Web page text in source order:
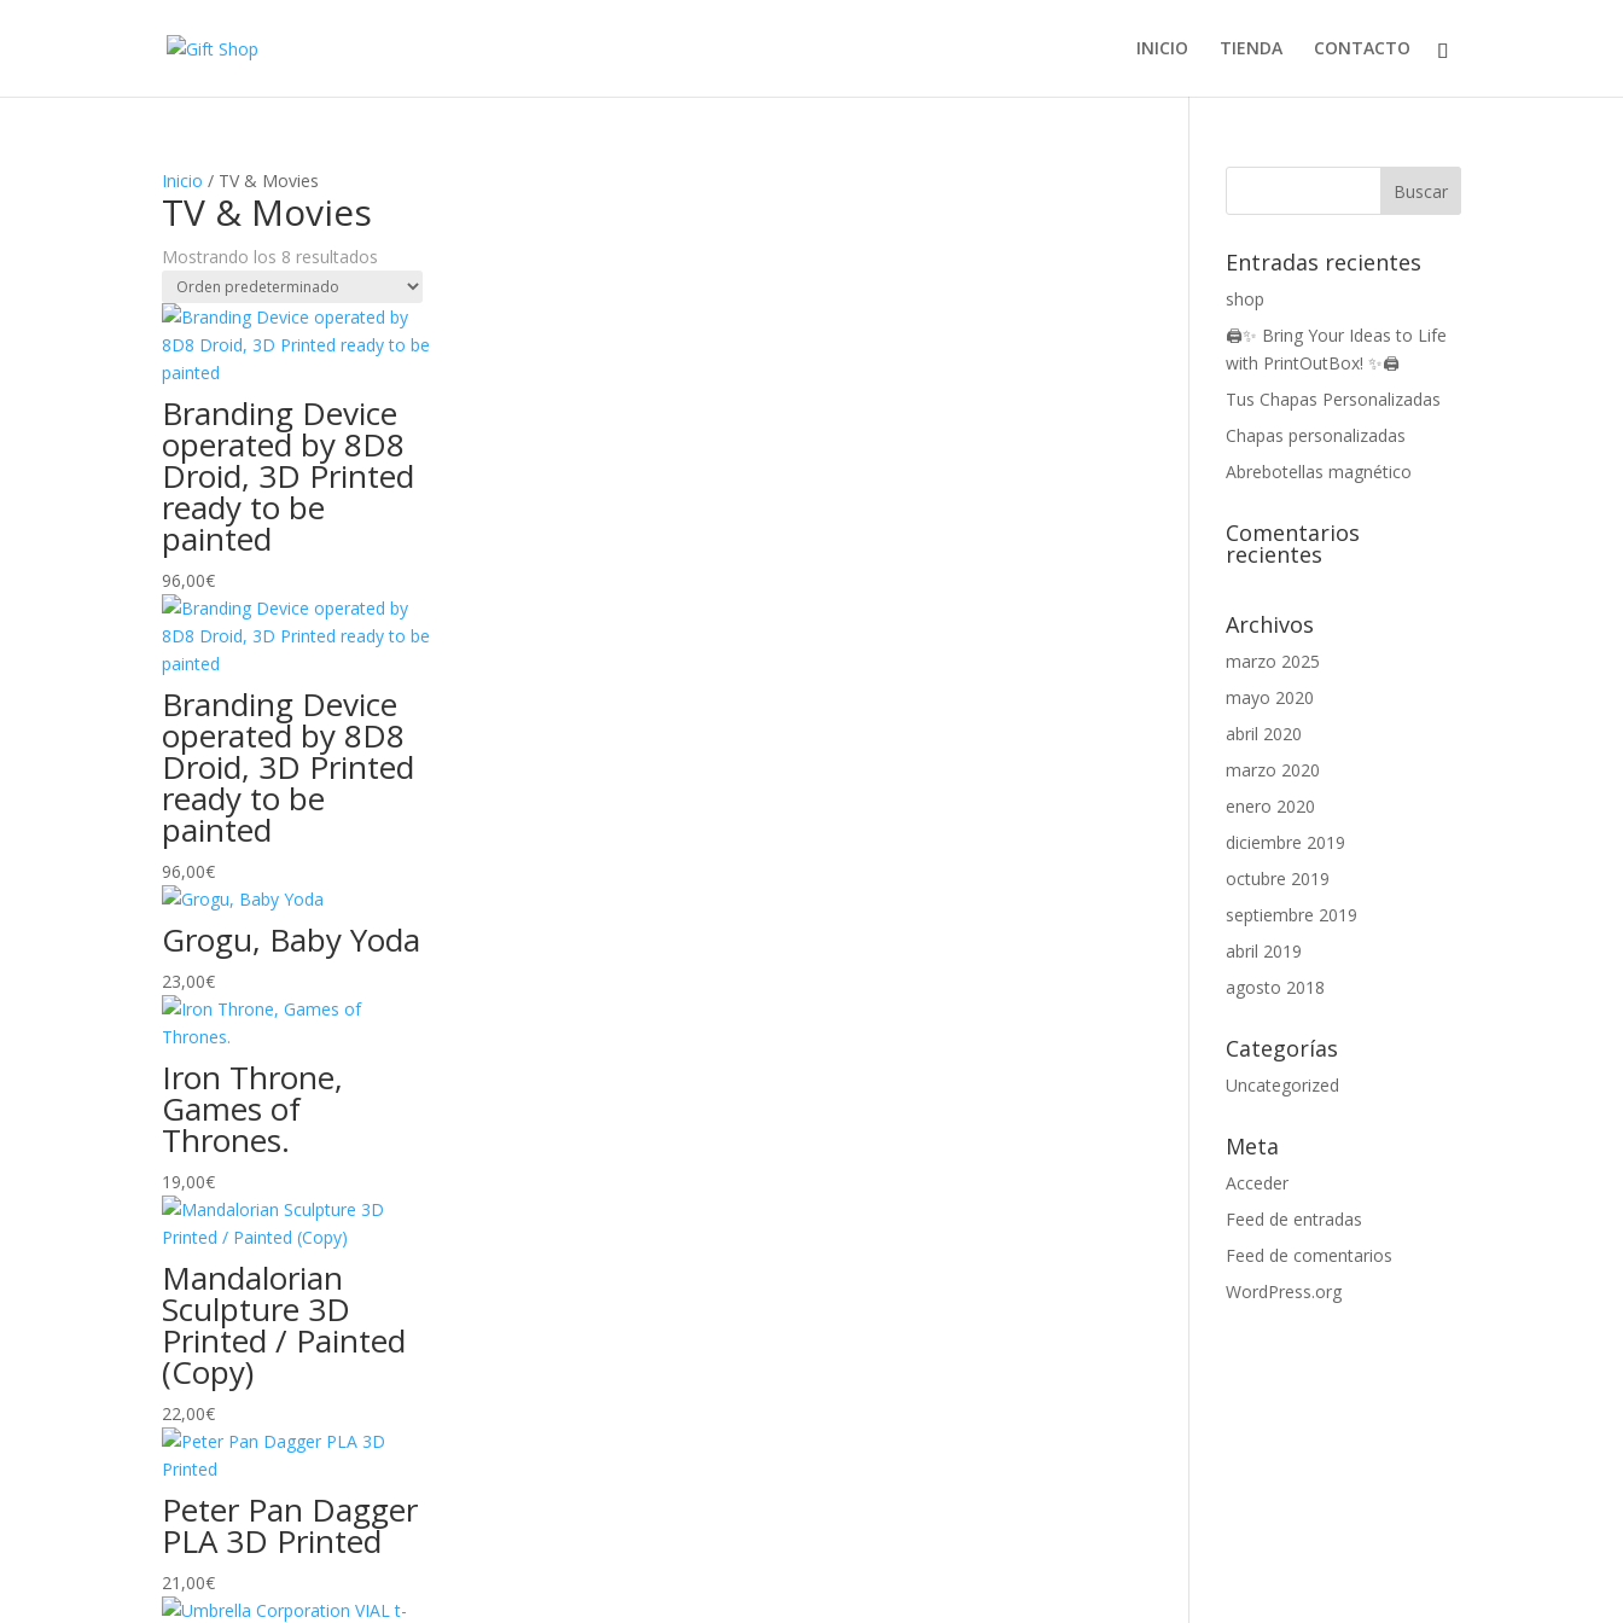
INICIO TIENDA CONTACTO
Inicio / TV & Movies
TV & Movies
Mostrando los 8 resultados
Branding Device
operated by 8D8
Droid, 3D Printed
ready to be
painted
96,00€
Branding Device
operated by 8D8
Droid, 3D Printed
ready to be
painted
96,00€
Grogu, Baby Yoda
23,00€
Iron Throne,
Games of
Thrones.
19,00€
Mandalorian
Sculpture 3D
Printed / Painted
(Copy)
22,00€
Peter Pan Dagger
PLA 3D Printed
21,00€
Entradas recientes
shop
🖨️✨ Bring Your Ideas to Life
with PrintOutBox! ✨🖨️
Tus Chapas Personalizadas
Chapas personalizadas
Abrebotellas magnético
Comentarios
recientes
Archivos
marzo 2025
mayo 2020
abril 2020
marzo 2020
enero 2020
diciembre 2019
octubre 2019
septiembre 2019
abril 2019
agosto 2018
Categorías
Uncategorized
Meta
Acceder
Feed de entradas
Feed de comentarios
WordPress.org